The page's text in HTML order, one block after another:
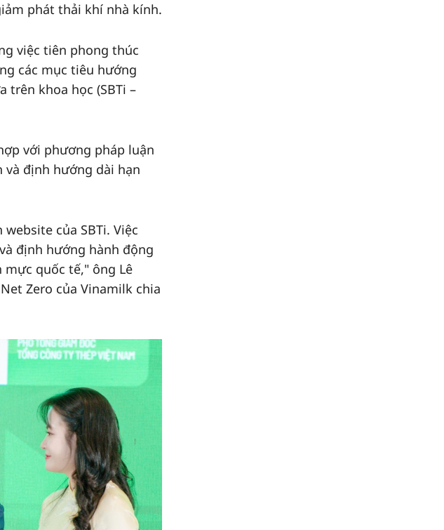
phát thải khí nhà kính.
việc tiên phong thúc
các mục tiêu hướng
trên khoa học (SBTi –
với phương pháp luận
và định hướng dài hạn
của SBTi. Việc
định hướng hành động
quốc tế," ông Lê
Zero của Vinamilk chia